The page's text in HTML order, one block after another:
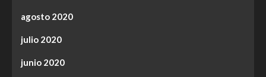
agosto 2020
julio 2020
junio 2020